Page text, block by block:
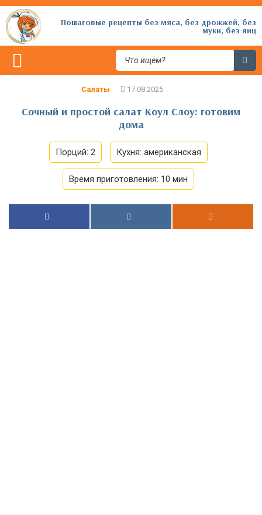
Пошаговые рецепты без мяса, без дрожжей, без
муки, без яиц
Салаты
Сочный и простой салат Коул Слоу: готовим
дома
Порций: 2 Кухня: американская
Время приготовления: 10 мин